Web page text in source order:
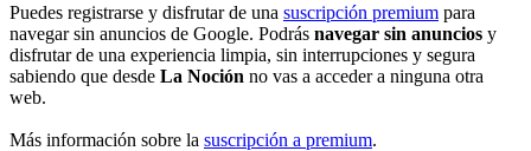
Puedes registrarse y disfrutar de una suscripción premium para
navegar sin anuncios de Google. Podrás navegar sin anuncios y
disfrutar de una experiencia limpia, sin interrupciones y segura
sabiendo que desde La Noción no vas a acceder a ninguna otra
web.
Más información sobre la suscripción a premium.